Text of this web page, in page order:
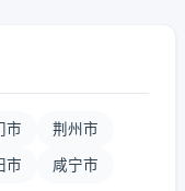
市 荆州市
市 咸宁市